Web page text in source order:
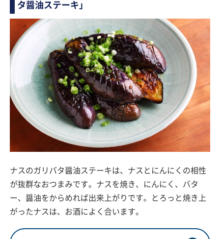
タ醤油ステーキ」
ナスのガリバタ醤油ステーキは、ナスとにんにくの相性
が抜群なおつまみです。ナスを焼き、にんにく、バタ
ー、醤油をからめれば出来上がりです。とろっと焼き上
がったナスは、お酒によく合います。